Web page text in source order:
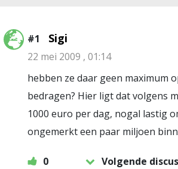
#1 Sigi
22 mei 2009 , 01:14
hebben ze daar geen maximum
bedragen? Hier ligt dat volgens
1000 euro per dag, nogal lastig
ongemerkt een paar miljoen
0 Volgende